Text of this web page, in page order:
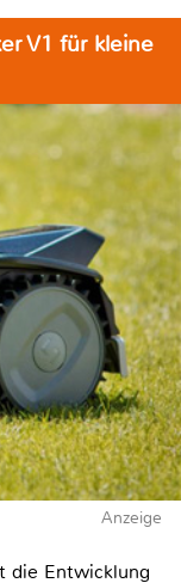
V1 für kleine
Anzeige
die Entwicklung